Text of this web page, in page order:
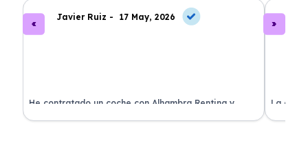
Javier Ruiz - 17 May, 2026
He contratado un coche con Alhambra Renting y
estoy impresionado. Todo ha sido transparente y sin
La